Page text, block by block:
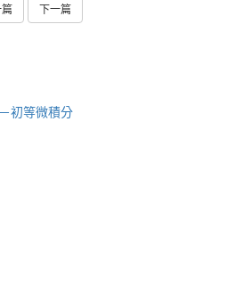
下一篇
初等微積分